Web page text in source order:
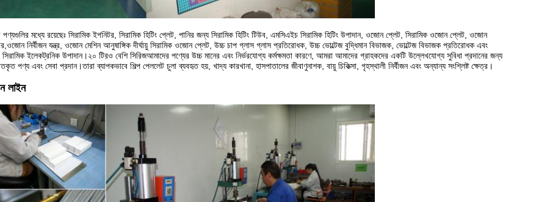
মধ্যে রয়েছেঃ সিরামিক ইগনিটর, সিরামিক হিটিং প্লেট, পানির জন্য সিরামিক হিটিং টিউব, এমসিএইচ সিরামিক হিটিং উপাদান, ওজোন প্লেট, সিরামিক ওজোন প্লেট, ওজোন
নির্বীজন যন্ত্র, ওজোন মেশিন আনুষাঙ্গিক দীর্ঘায়ু সিরামিক ওজোন প্লেট, উচ্চ চাপ গ্লাস গ্লাস প্রতিরোধক, উচ্চ ভোল্টেজ বুদ্ধিমান বিভাজক, ভোল্টেজ বিভাজক প্রতিরোধক এবং
ইলেকট্রনিক উপাদান।২০ টিরও বেশি সিরিজআমাদের পণ্যের উচ্চ মানের এবং নির্ভরযোগ্য কর্মক্ষমতা কারণে, আমরা আমাদের গ্রাহকদের একটি উল্লেখযোগ্য সুবিধা প্রদানের জন্য
পণ্য এবং সেবা প্রদান।তারা ব্যাপকভাবে শিল্প পেললেট চুলা ব্যবহৃত হয়, খাদ্য কারখানা, হাসপাতালের জীবাণুনাশক, বায়ু চিকিত্সা, গৃহস্থালী নির্বীজন এবং অন্যান্য সংশ্লিষ্ট ক্ষেত্র।
লাইন